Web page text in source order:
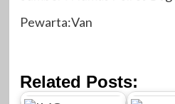
Pewarta:Van
Related Posts: